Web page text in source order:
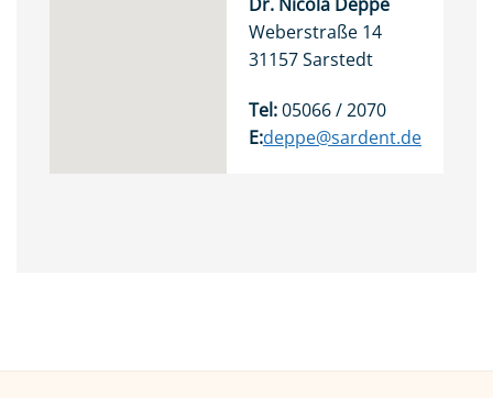
Weberstraße 14
31157 Sarstedt
Tel:05066 / 2070
E:deppe@sardent.de